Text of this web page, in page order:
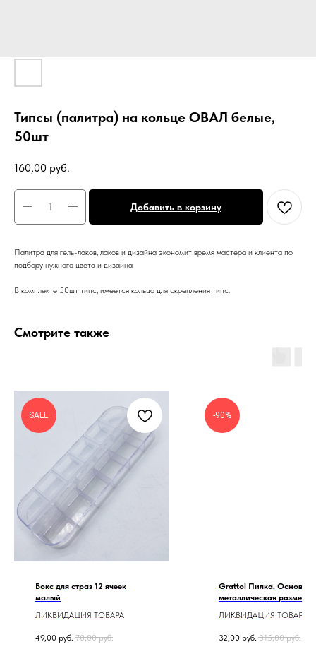
Типсы (палитра) на кольце ОВАЛ белые,
50шт
160,00 руб.
Добавить в корзину
Палитра для гель-лаков, лаков и дизайна экономит время мастера и клиента по
подбору нужного цвета и дизайна
В комплекте 50шт типс, имеется кольцо для скрепления типс.
Смотрите также
SALE
Бокс для страз 12 ячеек
малый
ЛИКВИДАЦИЯ ТОВАРА
49,00 руб. 70,00 руб.
-90%
Grattol Пилка, Основа
металлическая размер S
ЛИКВИДАЦИЯ ТОВАРА
32,00 руб. 315,00 руб.